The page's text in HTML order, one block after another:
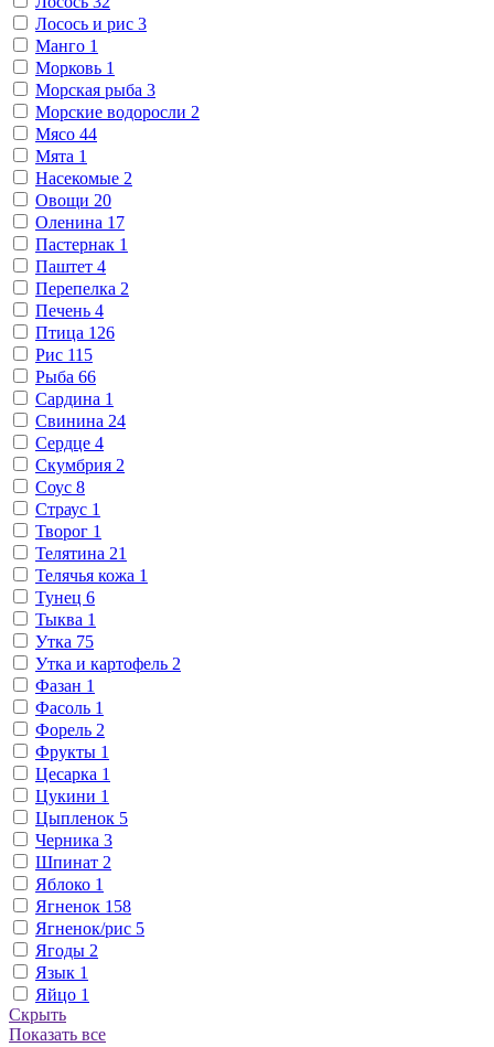
Лосось и рис 3
Манго 1
Морковь 1
Морская рыба 3
Морские водоросли 2
Мясо 44
Мята 1
Насекомые 2
Овощи 20
Оленина 17
Пастернак 1
Паштет 4
Перепелка 2
Печень 4
Птица 126
Рис 115
Рыба 66
Сардина 1
Свинина 24
Сердце 4
Скумбрия 2
Соус 8
Страус 1
Творог 1
Телятина 21
Телячья кожа 1
Тунец 6
Тыква 1
Утка 75
Утка и картофель 2
Фазан 1
Фасоль 1
Форель 2
Фрукты 1
Цесарка 1
Цукини 1
Цыпленок 5
Черника 3
Шпинат 2
Яблоко 1
Ягненок 158
Ягненок/рис 5
Ягоды 2
Язык 1
Яйцо 1
Скрыть
Показать все